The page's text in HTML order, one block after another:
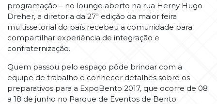
programação – no lounge aberto na rua Herny Hugo
Dreher, a diretoria da 27ª edição da maior feira
multissetorial do país recebeu a comunidade para
compartilhar experiência de integração e
confraternização.
Quem passou pelo espaço pôde brindar com a
equipe de trabalho e conhecer detalhes sobre os
preparativos para a ExpoBento 2017, que ocorre de 08
a 18 de junho no Parque de Eventos de Bento